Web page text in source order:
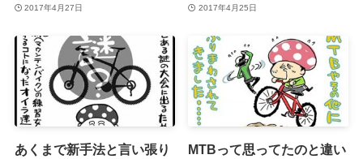
2017年4月27日 2017年4月25日
あくまで新手法と言い張り
MTBって思ってたのと違い